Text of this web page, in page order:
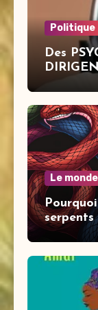
Politique
Des
Le
serpents